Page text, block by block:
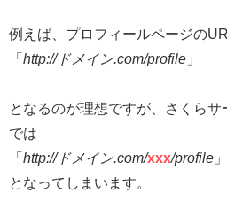
例えば、プロフィールページの
「 http://ドメイン.com/profile 」
となるのが理想ですが、さくらサ
では
「 http://ドメイン.com/xxx/profile 」
となってしまいます。